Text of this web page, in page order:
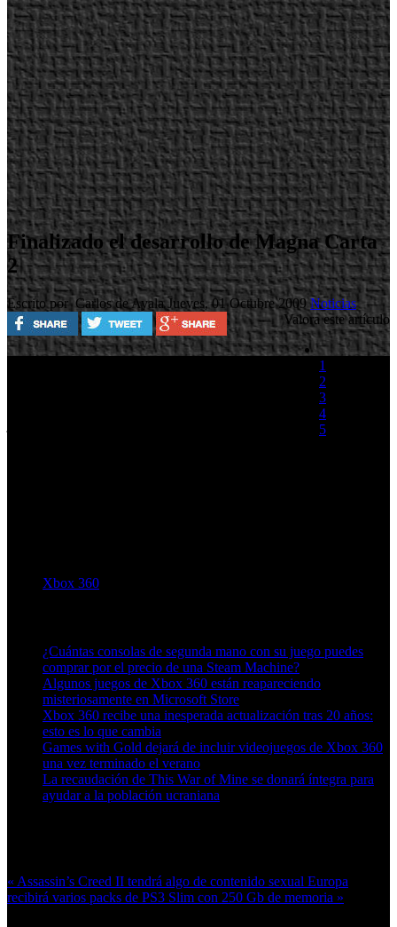
Finalizado el desarrollo de Magna Carta
2
Escrito por Carlos de AyalaJueves, 01 Octubre 2009Noticias
Valora este artículo
1
2
3
4
5
Softmax y Namco Bandai han anunciado que el
Xbox 360
¿Cuántas consolas de segunda mano con su juego puedes
comprar por el precio de una Steam Machine?
Algunos juegos de Xbox 360 están reapareciendo
misteriosamente en Microsoft Store
Xbox 360 recibe una inesperada actualización tras 20 años:
esto es lo que cambia
Games with Gold dejará de incluir videojuegos de Xbox 360
una vez terminado el verano
La recaudación de This War of Mine se donará íntegra para
ayudar a la población ucraniana
« Assassin’s Creed II tendrá algo de contenido sexual Europa
recibirá varios packs de PS3 Slim con 250 Gb de memoria »